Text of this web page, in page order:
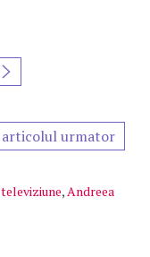
articolul urmator
televiziune,Andreea